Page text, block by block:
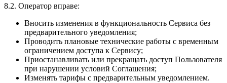
8.2. Оператор вправе:
Вносить изменения в функциональность Сервиса без
предварительного уведомления;
Проводить плановые технические работы с временным
ограничением доступа к Сервису;
Приостанавливать или прекращать доступ Пользователя
при нарушении условий Соглашения;
Изменять тарифы с предварительным уведомлением.